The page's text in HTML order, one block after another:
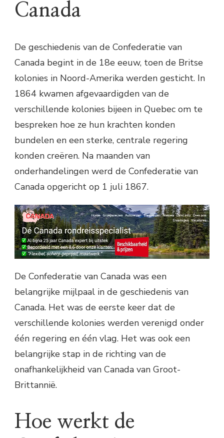
Canada
De geschiedenis van de Confederatie van
Canada begint in de 18e eeuw, toen de Britse
kolonies in Noord-Amerika werden gesticht. In
1864 kwamen afgevaardigden van de
verschillende kolonies bijeen in Quebec om te
bespreken hoe ze hun krachten konden
bundelen en een sterke, centrale regering
konden creëren. Na maanden van
onderhandelingen werd de Confederatie van
Canada opgericht op 1 juli 1867.
De Confederatie van Canada was een
belangrijke mijlpaal in de geschiedenis van
Canada. Het was de eerste keer dat de
verschillende kolonies werden verenigd onder
één regering en één vlag. Het was ook een
belangrijke stap in de richting van de
onafhankelijkheid van Canada van Groot-
Brittannië.
Hoe werkt de